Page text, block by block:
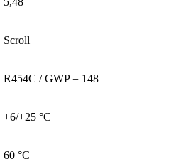
Scroll
R454C / GWP = 148
+6/+25 °C
60 °C